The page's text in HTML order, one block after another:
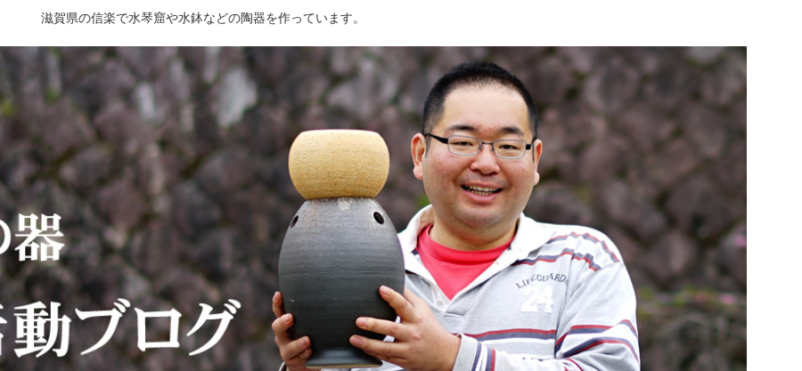
滋賀県の信楽で水琴窟や水鉢などの陶器を作っています。